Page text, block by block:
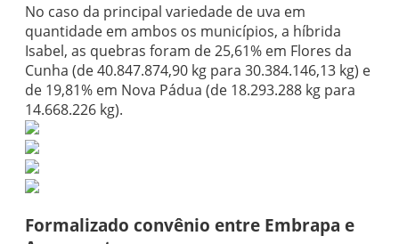
No caso da principal variedade de uva em
quantidade em ambos os municípios, a híbrida
Isabel, as quebras foram de 25,61% em Flores da
Cunha (de 40.847.874,90 kg para 30.384.146,13 kg) e
de 19,81% em Nova Pádua (de 18.293.288 kg para
14.668.226 kg).
Formalizado convênio entre Embrapa e